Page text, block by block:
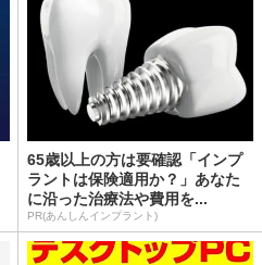
65歳以上の方は要確認「インプ
ラントは保険適用か？」あなた
に沿った治療法や費用を...
PR(あんしんインプラント)